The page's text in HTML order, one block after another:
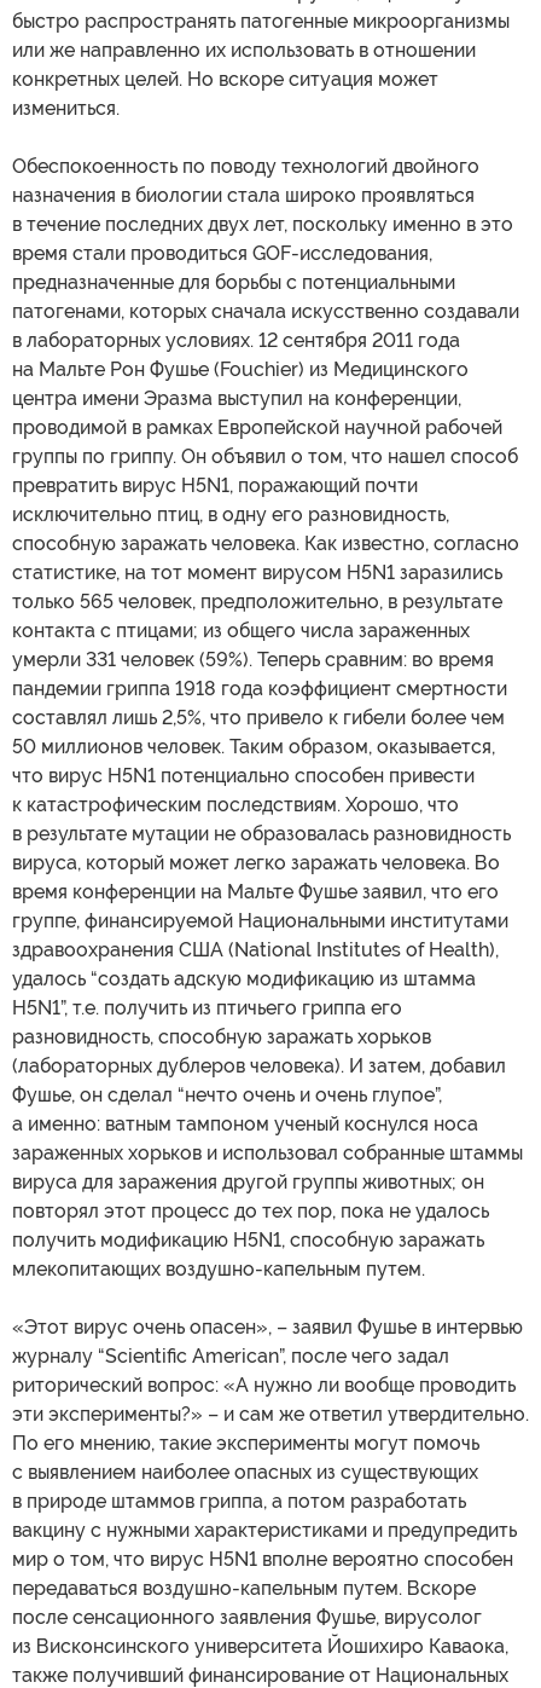
быстро распространять патогенные микроорганизмы
или же направленно их использовать в отношении
конкретных целей. Но вскоре ситуация может
измениться.
Обеспокоенность по поводу технологий двойного
назначения в биологии стала широко проявляться
в течение последних двух лет, поскольку именно в это
время стали проводиться GOF-исследования,
предназначенные для борьбы с потенциальными
патогенами, которых сначала искусственно создавали
в лабораторных условиях. 12 сентября 2011 года
на Мальте Рон Фушье (Fouchier) из Медицинского
центра имени Эразма выступил на конференции,
проводимой в рамках Европейской научной рабочей
группы по гриппу. Он объявил о том, что нашел способ
превратить вирус H5N1, поражающий почти
исключительно птиц, в одну его разновидность,
способную заражать человека. Как известно, согласно
статистике, на тот момент вирусом H5N1 заразились
только 565 человек, предположительно, в результате
контакта с птицами; из общего числа зараженных
умерли 331 человек (59%). Теперь сравним: во время
пандемии гриппа 1918 года коэффициент смертности
составлял лишь 2,5%, что привело к гибели более чем
50 миллионов человек. Таким образом, оказывается,
что вирус H5N1 потенциально способен привести
к катастрофическим последствиям. Хорошо, что
в результате мутации не образовалась разновидность
вируса, который может легко заражать человека. Во
время конференции на Мальте Фушье заявил, что его
группе, финансируемой Национальными институтами
здравоохранения США (National Institutes of Health),
удалось “создать адскую модификацию из штамма
H5N1”, т.е. получить из птичьего гриппа его
разновидность, способную заражать хорьков
(лабораторных дублеров человека). И затем, добавил
Фушье, он сделал “нечто очень и очень глупое”,
а именно: ватным тампоном ученый коснулся носа
зараженных хорьков и использовал собранные штаммы
вируса для заражения другой группы животных; он
повторял этот процесс до тех пор, пока не удалось
получить модификацию H5N1, способную заражать
млекопитающих воздушно-капельным путем.
«Этот вирус очень опасен», – заявил Фушье в интервью
журналу “Scientific American”, после чего задал
риторический вопрос: «А нужно ли вообще проводить
эти эксперименты?» – и сам же ответил утвердительно.
По его мнению, такие эксперименты могут помочь
с выявлением наиболее опасных из существующих
в природе штаммов гриппа, а потом разработать
вакцину с нужными характеристиками и предупредить
мир о том, что вирус H5N1 вполне вероятно способен
передаваться воздушно-капельным путем. Вскоре
после сенсационного заявления Фушье, вирусолог
из Висконсинского университета Йошихиро Каваока,
также получивший финансирование от Национальных